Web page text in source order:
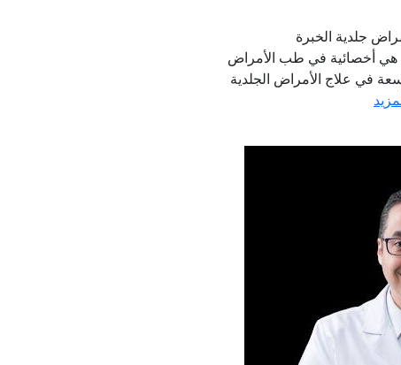
جلدية الخبرة
هي أخصائية في طب الأمراض
في علاج الأمراض الجلدية